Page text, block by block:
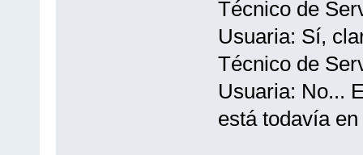
Técnico de
Usuaria: Sí,
Técnico de
Usuaria: No...
está todavía